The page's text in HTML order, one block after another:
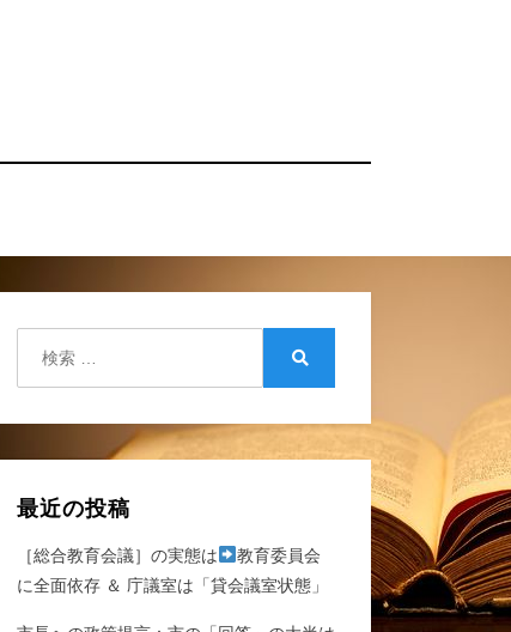
最近の投稿
［総合教育会議］の実態は
教育委員会
に全面依存 ＆ 庁議室は「貸会議室状態」